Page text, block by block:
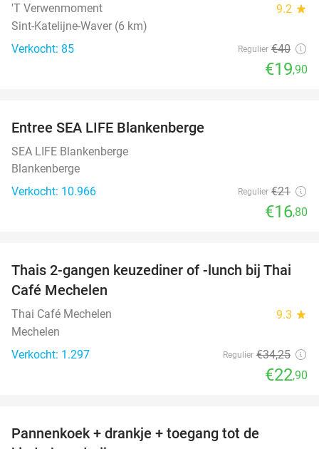
'T Verwenmoment 9.2 star
Sint-Katelijne-Waver (6 km)
Verkocht: 85
Regulier €40
€19,90
Entree SEA LIFE Blankenberge
SEA LIFE Blankenberge
Blankenberge
Verkocht: 10.966
Regulier €21
€16,80
33%
Thais 2-gangen keuzediner of -lunch bij Thai
Café Mechelen
Thai Café Mechelen 9.3 star
Mechelen
Verkocht: 1.297
Regulier €34,25
€22,90
Pannenkoek + drankje + toegang tot de